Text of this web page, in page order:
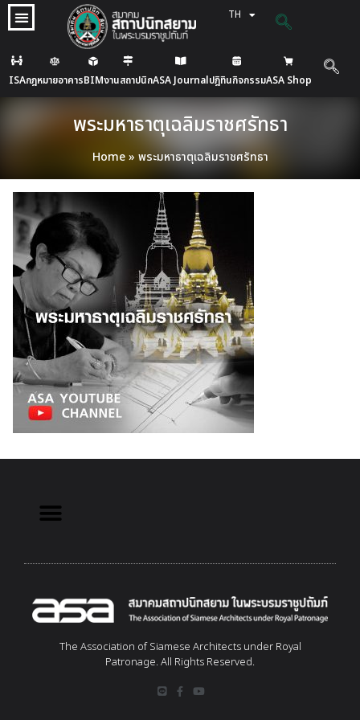
TH
EN
ISAกฎหมายอาคารBIMงานสถาปนิกASA JournalปฎิทินกิจกรรมASA Shop
พระมหาธาตุเฉลิมราชศรัทธา
Home» พระมหาธาตุเฉลิมราชศรัทธา
The Association of Siamese Architects under Royal
Patronage. All Rights Reserved.